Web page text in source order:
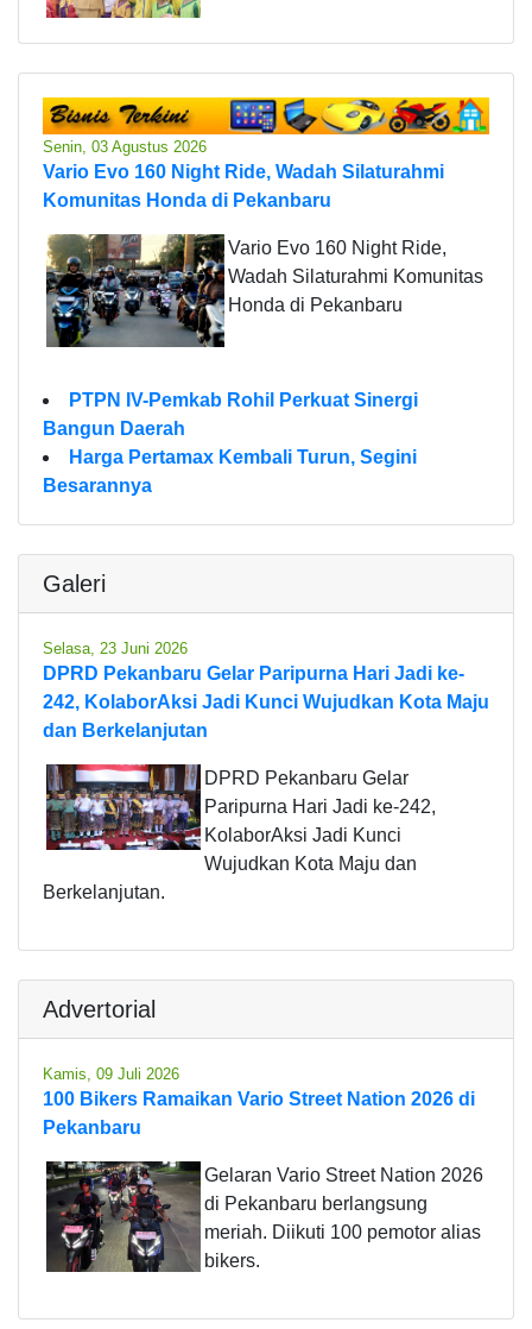
Senin, 03 Agustus 2026
Vario Evo 160 Night Ride, Wadah Silaturahmi
Komunitas Honda di Pekanbaru
Vario Evo 160 Night Ride,
Wadah Silaturahmi Komunitas
Honda di Pekanbaru
PTPN IV-Pemkab Rohil Perkuat Sinergi
Bangun Daerah
Harga Pertamax Kembali Turun, Segini
Besarannya
Galeri
Selasa, 23 Juni 2026
DPRD Pekanbaru Gelar Paripurna Hari Jadi ke-
242, KolaborAksi Jadi Kunci Wujudkan Kota Maju
dan Berkelanjutan
DPRD Pekanbaru Gelar
Paripurna Hari Jadi ke-242,
KolaborAksi Jadi Kunci
Wujudkan Kota Maju dan
Berkelanjutan.
Advertorial
Kamis, 09 Juli 2026
100 Bikers Ramaikan Vario Street Nation 2026 di
Pekanbaru
Gelaran Vario Street Nation 2026
di Pekanbaru berlangsung
meriah. Diikuti 100 pemotor alias
bikers.